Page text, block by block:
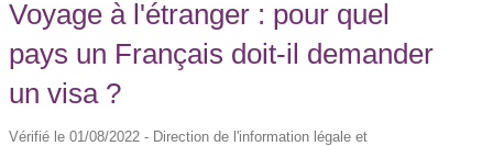
Voyage à l'étranger : pour quel
pays un Français doit-il demander
un visa ?
Vérifié le 01/08/2022 - Direction de l'information légale et